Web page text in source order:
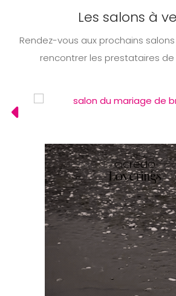
Les salons à
Rendez-vous aux prochains
rencontrer les prestataires